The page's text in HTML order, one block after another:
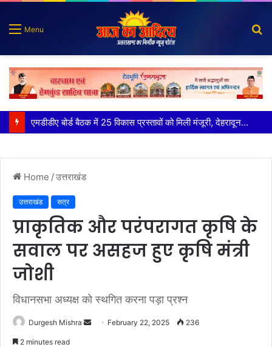
Menu
मुख्य सचिव ने अंडरग्राउंड विद्युत लाइन परियोजना का प्रस्ताव तैयार करने के दिये निर्देश
Home /उत्तराखंड
उत्तराखंड सत्र
प्राकृतिक और परंपरागत कृषि के
सवाल पर असहज हुए कृषि मंत्री
जोशी
विधानसभा अध्यक्ष को स्थगित करना पड़ा प्रश्न
Durgesh Mishra
Send February 22, 2025 236
2 minutes read